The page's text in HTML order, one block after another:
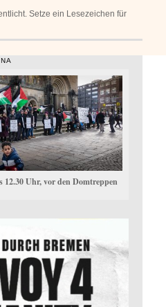
Setze ein Lesezeichen für
12.30 Uhr, vor den Domtreppen